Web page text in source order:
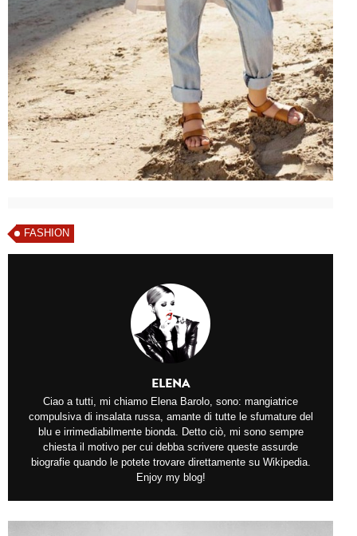
FASHION
ELENA
Ciao a tutti, mi chiamo Elena Barolo, sono: mangiatrice
compulsiva di insalata russa, amante di tutte le sfumature del
blu e irrimediabilmente bionda. Detto ciò, mi sono sempre
chiesta il motivo per cui debba scrivere queste assurde
biografie quando le potete trovare direttamente su Wikipedia.
Enjoy my blog!